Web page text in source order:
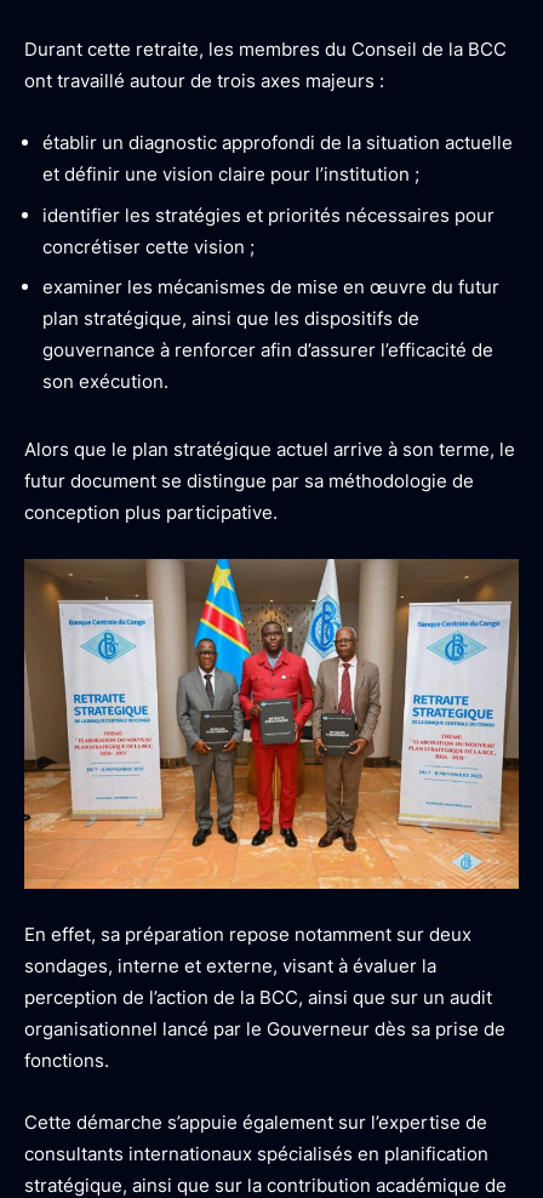
Durant cette retraite, les membres du Conseil de la BCC
ont travaillé autour de trois axes majeurs :
établir un diagnostic approfondi de la situation actuelle
et définir une vision claire pour l’institution ;
identifier les stratégies et priorités nécessaires pour
concrétiser cette vision ;
examiner les mécanismes de mise en œuvre du futur
plan stratégique, ainsi que les dispositifs de
gouvernance à renforcer afin d’assurer l’efficacité de
son exécution.
Alors que le plan stratégique actuel arrive à son terme, le
futur document se distingue par sa méthodologie de
conception plus participative.
En effet, sa préparation repose notamment sur deux
sondages, interne et externe, visant à évaluer la
perception de l’action de la BCC, ainsi que sur un audit
organisationnel lancé par le Gouverneur dès sa prise de
fonctions.
Cette démarche s’appuie également sur l’expertise de
consultants internationaux spécialisés en planification
stratégique, ainsi que sur la contribution académique de